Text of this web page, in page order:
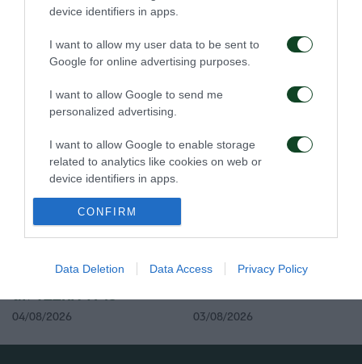
device identifiers in apps.
I want to allow my user data to be sent to
Google for online advertising purposes.
I want to allow Google to send me
personalized advertising.
I want to allow Google to enable storage
related to analytics like cookies on web or
device identifiers in apps.
I want to allow Google to enable storage
related to functionality of the website or app.
I want to allow Google to enable storage
related to personalization.
I want to allow Google to enable storage
functionality and fraud prevention, and other
CONFIRM
Data Deletion Data Access Privacy Policy
τα παιχνίδια με την
ΤΣΣΚΑ 1948
τον Ανδρέα Τετέι
Προπόνηση και
αποστολή για το ματς με
την ΤΣΣΚΑ 1948
04/08/2026
Τακτική και παιχνίδι
03/08/2026